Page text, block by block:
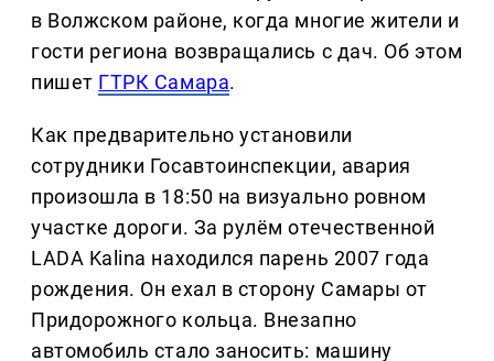
в Волжском районе, когда многие жители и
гости региона возвращались с дач. Об этом
пишет ГТРК Самара.
Как предварительно установили
сотрудники Госавтоинспекции, авария
произошла в 18:50 на визуально ровном
участке дороги. За рулём отечественной
LADA Kalina находился парень 2007 года
рождения. Он ехал в сторону Самары от
Придорожного кольца. Внезапно
автомобиль стало заносить: машину